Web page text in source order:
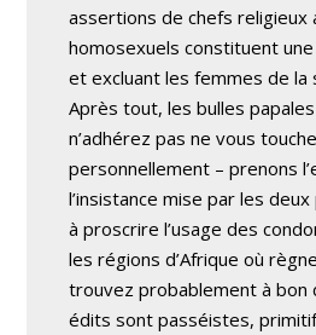
assertions de chefs religieux
homosexuels constituent
et excluant les femmes de la
Après tout, les bulles
n’adhérez pas ne vous
personnellement – prenons
l’insistance mise par les
à proscrire l’usage des
les régions d’Afrique où
trouvez probablement à bon
édits sont passéistes,